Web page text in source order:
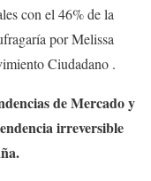
con el 46% de la
por Melissa
Ciudadano .
de Mercado y
irreversible